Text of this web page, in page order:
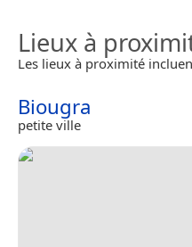
Lieux à
Les lieux à proximité
Biougra
petite ville